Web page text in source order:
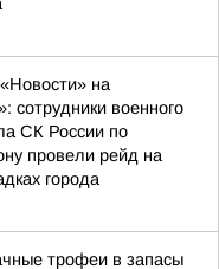
на
сотрудники военного
СК России по
провели рейд на
города
трофеи в запасы